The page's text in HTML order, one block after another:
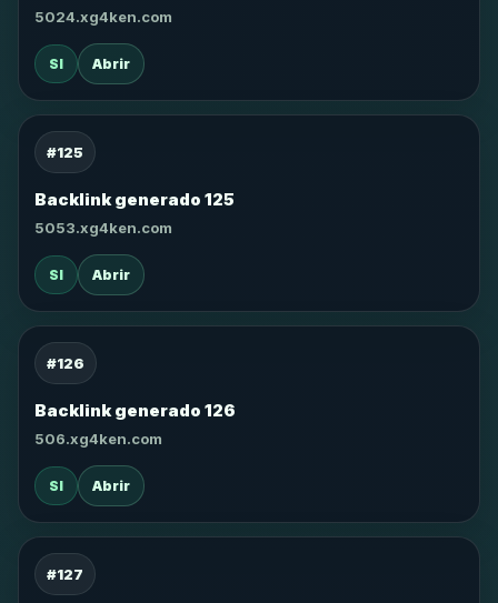
5024.xg4ken.com
SI Abrir
#125
Backlink generado 125
5053.xg4ken.com
SI Abrir
#126
Backlink generado 126
506.xg4ken.com
SI Abrir
#127